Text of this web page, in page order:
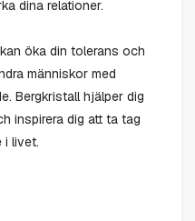
dina relationer.
öka din tolerans och
människor med
Bergkristall hjälper dig
inspirera dig att ta tag
i livet.